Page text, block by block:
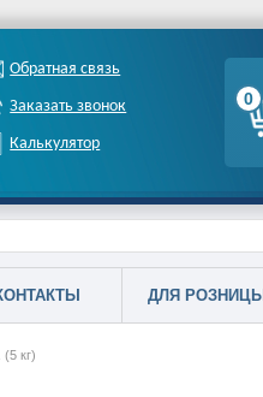
Обратная связь
Заказать звонок
Калькулятор
0
ДЛЯ РОЗНИЦЫ
кг)